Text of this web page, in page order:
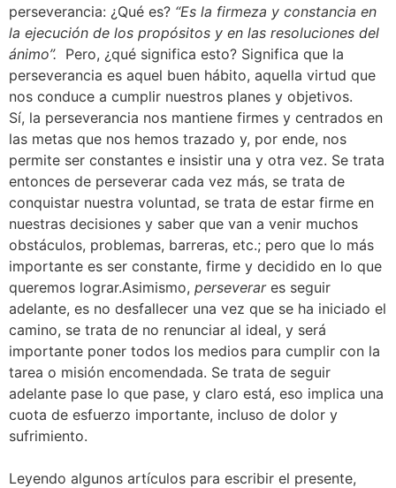
perseverancia: ¿Qué es? “Es la firmeza y constancia en
la ejecución de los propósitos y en las resoluciones del
ánimo”. Pero, ¿qué significa esto? Significa que la
perseverancia es aquel buen hábito, aquella virtud que
nos conduce a cumplir nuestros planes y objetivos.
Sí, la perseverancia nos mantiene firmes y centrados en
las metas que nos hemos trazado y, por ende, nos
permite ser constantes e insistir una y otra vez. Se trata
entonces de perseverar cada vez más, se trata de
conquistar nuestra voluntad, se trata de estar firme en
nuestras decisiones y saber que van a venir muchos
obstáculos, problemas, barreras, etc.; pero que lo más
importante es ser constante, firme y decidido en lo que
queremos lograr.Asimismo, perseverares seguir
adelante, es no desfallecer una vez que se ha iniciado el
camino, se trata de no renunciar al ideal, y será
importante poner todos los medios para cumplir con la
tarea o misión encomendada. Se trata de seguir
adelante pase lo que pase, y claro está, eso implica una
cuota de esfuerzo importante, incluso de dolor y
sufrimiento.
Leyendo algunos artículos para escribir el presente,